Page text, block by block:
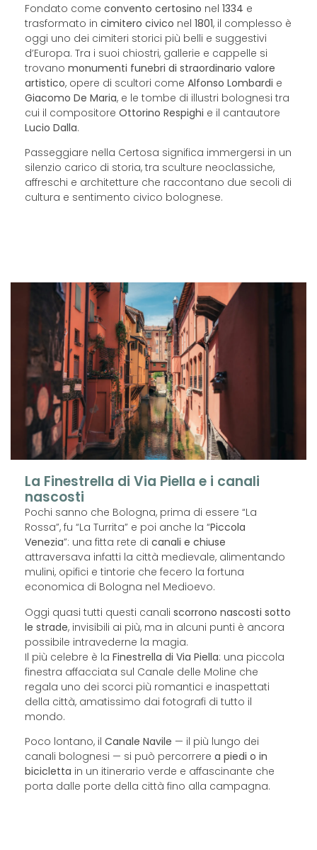
Fondato come convento certosino nel 1334 e
trasformato in cimitero civico nel 1801, il complesso è
oggi uno dei cimiteri storici più belli e suggestivi
d’Europa. Tra i suoi chiostri, gallerie e cappelle si
trovano monumenti funebri di straordinario valore
artistico, opere di scultori come Alfonso Lombardi e
Giacomo De Maria, e le tombe di illustri bolognesi tra
cui il compositore Ottorino Respighi e il cantautore
Lucio Dalla.
Passeggiare nella Certosa significa immergersi in un
silenzio carico di storia, tra sculture neoclassiche,
affreschi e architetture che raccontano due secoli di
cultura e sentimento civico bolognese.
La Finestrella di Via Piella e i canali
nascosti
Pochi sanno che Bologna, prima di essere “La
Rossa”, fu “La Turrita” e poi anche la “Piccola
Venezia”: una fitta rete di canali e chiuse
attraversava infatti la città medievale, alimentando
mulini, opifici e tintorie che fecero la fortuna
economica di Bologna nel Medioevo.
Oggi quasi tutti questi canali scorrono nascosti sotto
le strade, invisibili ai più, ma in alcuni punti è ancora
possibile intravederne la magia.
Il più celebre è la Finestrella di Via Piella: una piccola
finestra affacciata sul Canale delle Moline che
regala uno dei scorci più romantici e inaspettati
della città, amatissimo dai fotografi di tutto il
mondo.
Poco lontano, il Canale Navile — il più lungo dei
canali bolognesi — si può percorrere a piedi o in
bicicletta in un itinerario verde e affascinante che
porta dalle porte della città fino alla campagna.